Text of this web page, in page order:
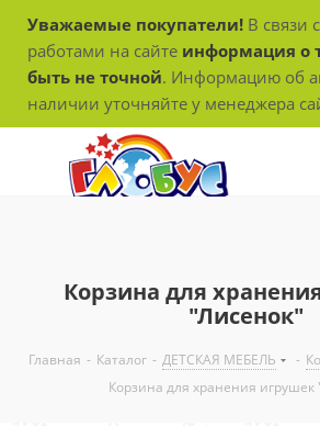
Уважаемые покупатели! В связи
работами на сайте информация о
быть не точной. Информацию об
наличии уточняйте у менеджера
Корзина для
"Лисенок"
Главная - Каталог - ДЕТСКАЯ МЕБЕЛЬ -
Корзина для хранения игрушек